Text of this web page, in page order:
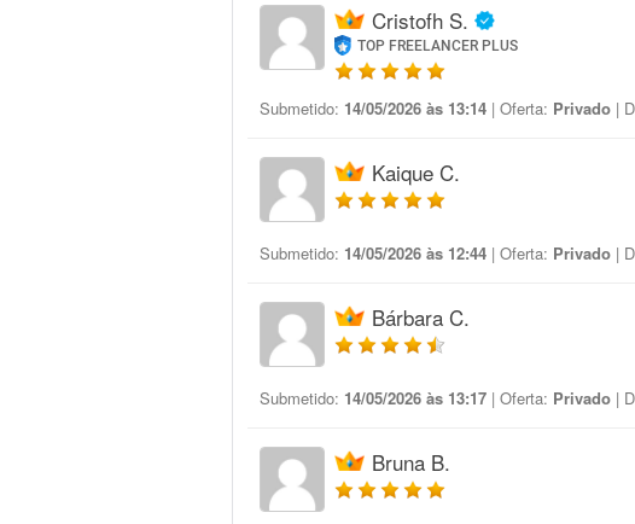
Cristofh S.
TOP FREELANCER PLUS
Submetido: 14/05/2026 às 13:14 | Oferta: Privado |
Kaique C.
Submetido: 14/05/2026 às 12:44 | Oferta: Privado |
Bárbara C.
Submetido: 14/05/2026 às 13:17 | Oferta: Privado |
Bruna B.